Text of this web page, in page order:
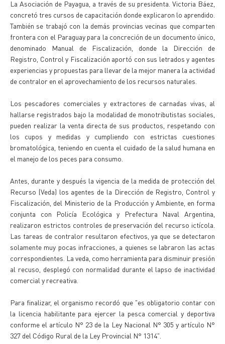
La Asociación de Payagua, a través de su presidenta. Victoria Báez,
concretó tres cursos de capacitación donde explicaron lo aprendido.
También se trabajó con la demás provincias vecinas que comparten
frontera con el Paraguay para la concreción de un documento único,
denominado Manual de Fiscalización, donde la Dirección de
Registro, Control y Fiscalización aportó con sus letrados y agentes
experiencias y propuestas para llevar de la mejor manera la actividad
de contralor en el aprovechamiento de los recursos naturales.
Los pescadores comerciales y extractores de carnadas vivas, al
hallarse registrados bajo la modalidad de monotributistas sociales,
pueden realizar la venta directa de sus productos, respetando con
los cupos y medidas y cumpliendo con estrictas cuestiones
bromatológica, teniendo en cuenta el cuidado de la salud humana en
el manejo de los peces para consumo.
Antes, durante y después la vigencia de la medida de protección del
Recurso (Veda) los agentes de la Dirección de Registro, Control y
Fiscalización, del Ministerio de la Producción y Ambiente, en forma
conjunta con Policía Ecológica y Prefectura Naval Argentina,
realizaron estrictos controles de preservación del recurso ictícola.
Las tareas de contralor resultaron efectivos, ya que se detectaron
solamente muy pocas infracciones, a quienes se labraron las actas
correspondientes. La veda, como herramienta para disminuir presión
al recuso, desplegó con normalidad durante el lapso de inactividad
comercial y recreativa.
Para finalizar, el organismo recordó que "es obligatorio contar con
la licencia habilitante para ejercer la pesca comercial y deportiva
conforme el artículo N° 23 de la Ley Nacional N° 305 y artículo N°
327 del Código Rural de la Ley Provincial N° 1314".